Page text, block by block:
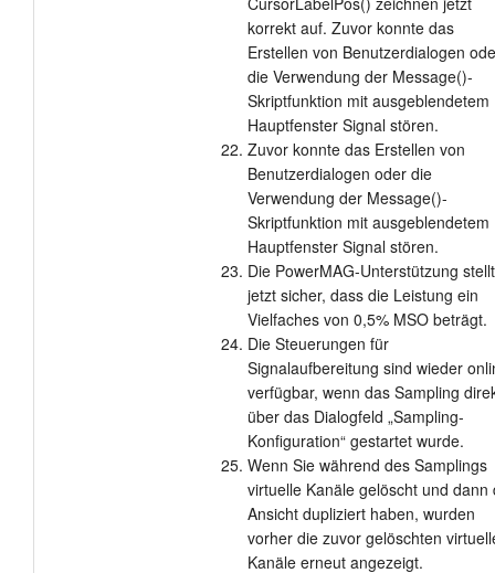
korrekt auf. Zuvor konnte das
Erstellen von Benutzerdialogen
die Verwendung der Message()-
Skriptfunktion mit ausgeblendetem
Hauptfenster Signal stören.
Zuvor konnte das Erstellen von
Benutzerdialogen oder die
Verwendung der Message()-
Skriptfunktion mit ausgeblendetem
Hauptfenster Signal stören.
Die PowerMAG-Unterstützung stellt
jetzt sicher, dass die Leistung ein
Vielfaches von 0,5% MSO beträgt.
Die Steuerungen für
Signalaufbereitung sind wieder
verfügbar, wenn das Sampling
über das Dialogfeld „Sampling-
Konfiguration“ gestartet wurde.
Wenn Sie während des Samplings
virtuelle Kanäle gelöscht und dann
Ansicht dupliziert haben, wurden
vorher die zuvor gelöschten
Kanäle erneut angezeigt.